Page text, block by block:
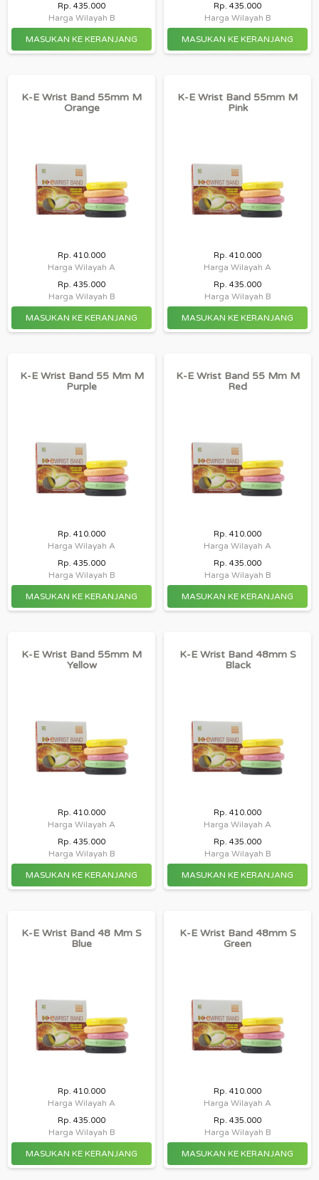
Rp. 435.000
Harga Wilayah B
Rp. 435.000
Harga Wilayah B
K-E Wrist Band 55mm M
Orange
Rp. 410.000
Harga Wilayah A
Rp. 435.000
Harga Wilayah B
K-E Wrist Band 55mm M
Pink
Rp. 410.000
Harga Wilayah A
Rp. 435.000
Harga Wilayah B
K-E Wrist Band 55 Mm M
Purple
Rp. 410.000
Harga Wilayah A
Rp. 435.000
Harga Wilayah B
K-E Wrist Band 55 Mm M
Red
Rp. 410.000
Harga Wilayah A
Rp. 435.000
Harga Wilayah B
K-E Wrist Band 55mm M
Yellow
Rp. 410.000
Harga Wilayah A
Rp. 435.000
Harga Wilayah B
K-E Wrist Band 48mm S
Black
Rp. 410.000
Harga Wilayah A
Rp. 435.000
Harga Wilayah B
K-E Wrist Band 48 Mm S
Blue
Rp. 410.000
Harga Wilayah A
Rp. 435.000
Harga Wilayah B
K-E Wrist Band 48mm S
Green
Rp. 410.000
Harga Wilayah A
Rp. 435.000
Harga Wilayah B